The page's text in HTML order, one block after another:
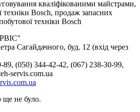
кваліфікованими майстрами,
техніки Bosch, продаж запасних
техніки Bosch
Сагайдачного, буд. 12 (вхід через
(050) 344-42-42, (067) 238-30-99,
servis.com.ua
ще не було.